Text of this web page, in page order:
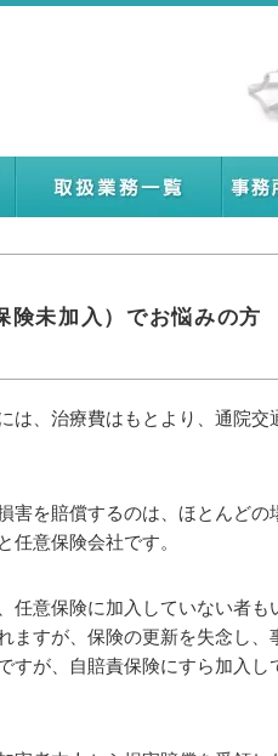
険未加入）でお悩みの方
は、治療費はもとより、通院
害を賠償するのは、ほとんど
任意保険会社です。
任意保険に加入していない者
ますが、保険の更新を失念し
すが、自賠責保険にすら加入